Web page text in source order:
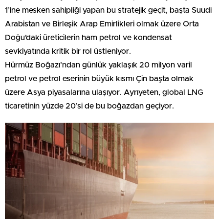
1’ine mesken sahipliği yapan bu stratejik geçit, başta Suudi
Arabistan ve Birleşik Arap Emirlikleri olmak üzere Orta
Doğu’daki üreticilerin ham petrol ve kondensat
sevkiyatında kritik bir rol üstleniyor.
Hürmüz Boğazı’ndan günlük yaklaşık 20 milyon varil
petrol ve petrol eserinin büyük kısmı Çin başta olmak
üzere Asya piyasalarına ulaşıyor. Ayrıyeten, global LNG
ticaretinin yüzde 20’si de bu boğazdan geçiyor.